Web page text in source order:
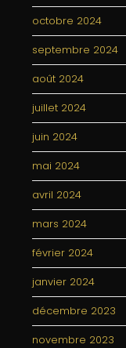
octobre 2024
septembre 2024
août 2024
juillet 2024
juin 2024
mai 2024
avril 2024
mars 2024
février 2024
janvier 2024
décembre 2023
novembre 2023